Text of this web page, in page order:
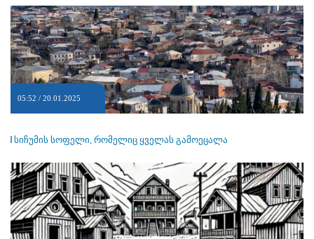
05:52 / 20.01.2025
სიჩუმის სოფელი, რომელიც ყველას გამოეცალა